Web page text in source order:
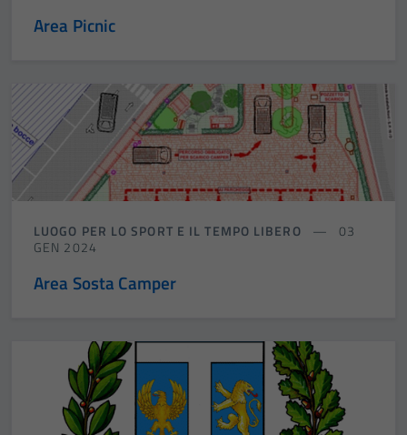
Area Picnic
LUOGO PER LO SPORT E IL TEMPO LIBERO
03
GEN 2024
Area Sosta Camper
Tecnici
Questi cookie
sono necessari
per il